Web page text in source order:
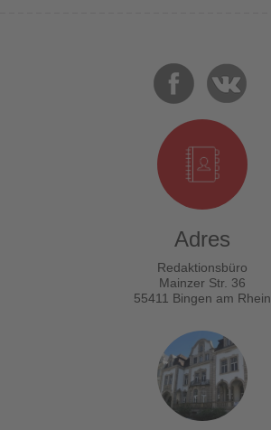
Adres
Redaktionsbüro
Mainzer Str. 36
55411 Bingen am Rhein